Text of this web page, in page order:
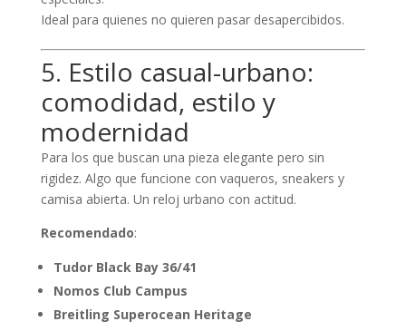
Ideal para quienes no quieren pasar desapercibidos.
5. Estilo casual-urbano:
comodidad, estilo y
modernidad
Para los que buscan una pieza elegante pero sin
rigidez. Algo que funcione con vaqueros, sneakers y
camisa abierta. Un reloj urbano con actitud.
Recomendado:
Tudor Black Bay 36/41
Nomos Club Campus
Breitling Superocean Heritage